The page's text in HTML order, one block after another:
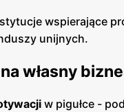
wspierające
unijnych.
własny
w pigułce -